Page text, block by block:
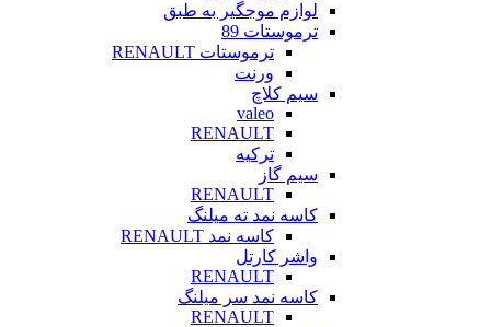
لوازم موجگیر به طبق
ترموستات 89
ترموستات RENAULT
ورنت
سیم کلاچ
valeo
RENAULT
ترکیه
سیم گاز
RENAULT
کاسه نمد ته میلنگ
کاسه نمد RENAULT
واشر کارتل
RENAULT
کاسه نمد سر میلنگ
RENAULT